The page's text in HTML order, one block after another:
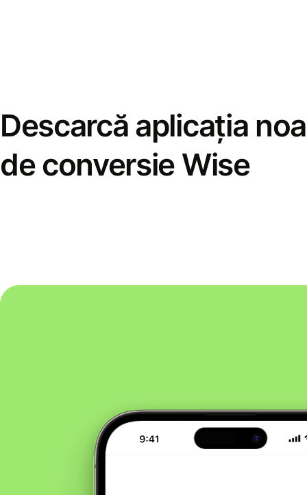
Descarcă aplicația
de conversie Wise